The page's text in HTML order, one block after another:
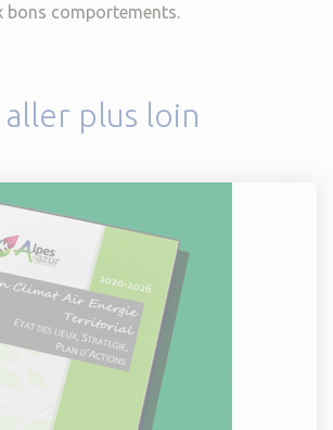
bons comportements.
aller plus loin